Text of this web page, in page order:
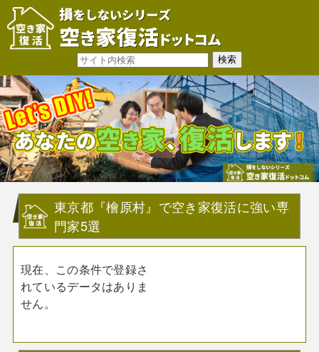
東京都『檜原村』で空き家復活に強い専
門家5選
現在、この条件で登録さ
れているデータはありま
せん。